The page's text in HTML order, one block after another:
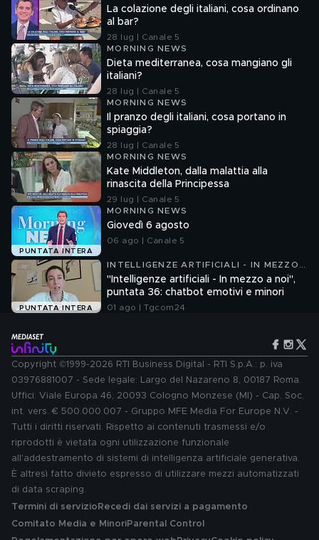
La colazione degli italiani, cosa ordinano
al bar?
28 lug | Canale 5
MORNING NEWS
Dieta mediterranea, cosa mangiano gli
italiani?
28 lug | Canale 5
MORNING NEWS
Il pranzo degli italiani, cosa portano in
spiaggia?
28 lug | Canale 5
MORNING NEWS
Kate Middleton, dalla malattia alla
rinascita della Principessa
29 lug | Canale 5
PUNTATA INTERA
MORNING NEWS
Giovedì 6 agosto
06 ago | Canale 5
PUNTATA INTERA
INTELLIGENZE ARTIFICIALI - IN MEZZO
A NOI
"Intelligenze artificiali - In mezzo a noi",
puntata 36: chatbot emotivi e minori
01 ago | Tgcom24
Copyright ©1999-2026 RTI Business Digital - RTI S.p.A.: p. iva
03976881007 - Sede legale: Largo del Nazareno 8, 00187 Roma.
Uffici: Viale Europa 46, 20093 Cologno Monzese (MI) - Cap. Soc.
int. vers. € 500.000.007 - Gruppo MFE Media For Europe N.V. -
Tutti i diritti riservati. Rispetto ai contenuti trasmessi e/o
riprodotti è vietata ogni utilizzazione funzionale
all'addestramento di sistemi di intelligenza artificiale generativa.
È altresì fatto divieto espresso di utilizzare mezzi automatizzati
di data scraping.
Termini di servizio Recedi dai servizi a pagamento
Comitato Media e MinoriParental Control